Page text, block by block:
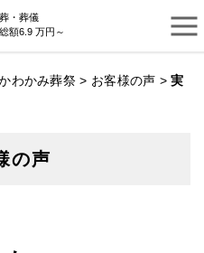
・葬儀
額6.9 万円～
わかみ葬祭 > お客様の声 >実
の声